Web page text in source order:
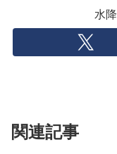
水
関連記事